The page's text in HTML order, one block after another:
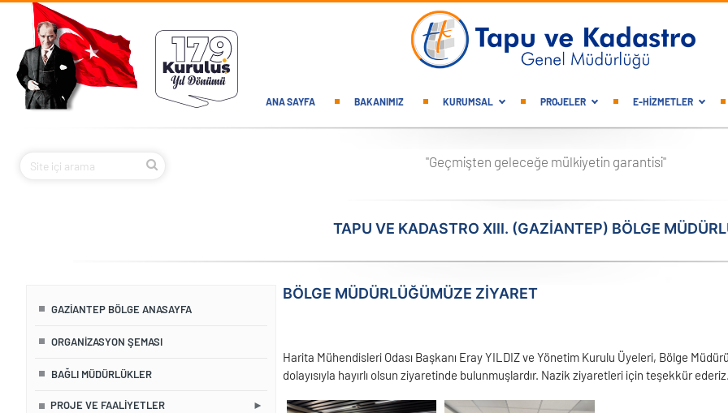
Ana içeriğe atla
Main navigation
ANA SAYFA BAKANIMIZ KURUMSAL PROJELER E-HİZMETLER
"Geçmişten geleceğe mülkiyetin garantisi"
TAPU VE KADASTRO XIII. (GAZIANTEP) BÖLGE
GAZIANTEP BÖLGE ANASAYFA
ORGANIZASYON ŞEMASI
BAĞLI MÜDÜRLÜKLER
PROJE VE FAALIYETLER
BÖLGE MÜDÜRLÜĞÜMÜZE ZİYARET
Harita Mühendisleri Odası Başkanı Eray YILDIZ ve Yönetim Kurulu Üyeleri, Bölge
dolayısıyla hayırlı olsun ziyaretinde bulunmuşlardır. Nazik ziyaretleri için teşekkür